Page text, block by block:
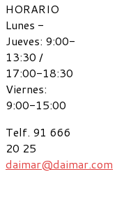
HORARIO
Lunes -
Jueves: 9:00-
13:30 /
17:00-18:30
Viernes:
9:00-15:00
Telf. 91 666
20 25
daimar@daimar.com